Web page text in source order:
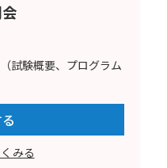
試験概要、プログラム
みる